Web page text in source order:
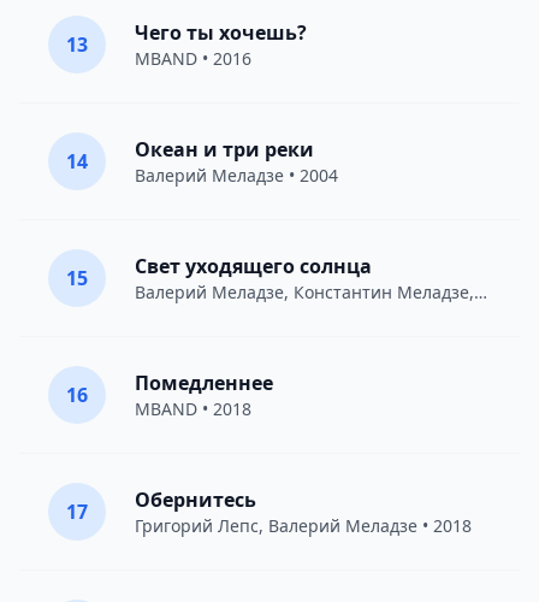
13 Чего ты хочешь?
MBAND • 2016
14 Океан и три реки
Валерий Меладзе • 2004
15 Свет уходящего солнца
Валерий Меладзе, Константин Меладзе,
16 Помедленнее
MBAND • 2018
17 Обернитесь
Григорий Лепс, Валерий Меладзе • 2018